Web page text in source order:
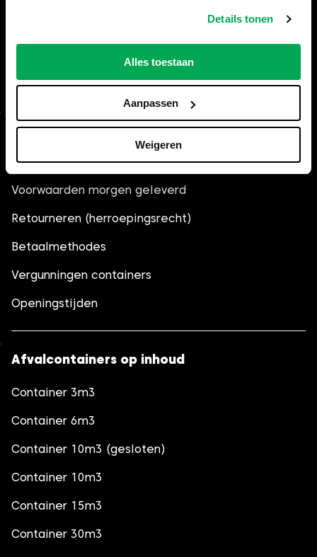
Details tonen
Alles toestaan
Aanpassen
Weigeren
Hulp nodig bij het bestellen?
Bel035-6013861, wij helpen je
graag verder.
Algemeen
Veelgestelde vragen (FAQ)
Voorwaarden morgen geleverd
Retourneren (herroepingsrecht)
Betaalmethodes
Vergunningen containers
Openingstijden
Afvalcontainers op inhoud
Container 3m3
Container 6m3
Container 10m3 (gesloten)
Container 10m3
Container 15m3
Container 30m3